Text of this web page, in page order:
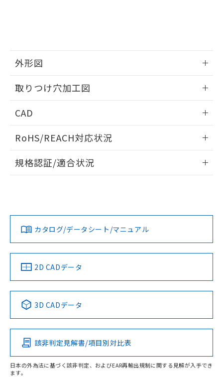
外形図
取りつけ穴加工図
CAD
ドすることができます。
ログイン/会員登録
ダウンロードデータをご利用いただく前に、以下を必ずお読
みください。
ソフトウェアの使用条件
RoHS/REACH対応状況
EU RoHS 注意事項・凡例
対応済み
中国 RoHS 注意事項・凡例
Pb Hg Cd Cr(VI)
O
規格認証/適合状況
カタログ/データシート/マニュアル
2D CADデータ
3D CADデータ
該非判定見解書/項目別対比表
日本の外為法に基づく該非判定、およびEAR再輸出規制に関する見解が入手でき
ます。
用者の範囲」に記載されている法人を
※本証明書は発行日時点で非含有を証明す
るもので、過去に遡って非含有を証明する
ものではありません。
物質の対応では、対応完了までの期間は出
荷製品に未対応品が混在することから備考
していることから、特段のことがない限
り、2022年1月12日より割愛しておりま
す。